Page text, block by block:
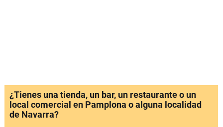
¿Tienes una tienda, un bar, un restaurante o un
local comercial en Pamplona o alguna localidad
de Navarra?